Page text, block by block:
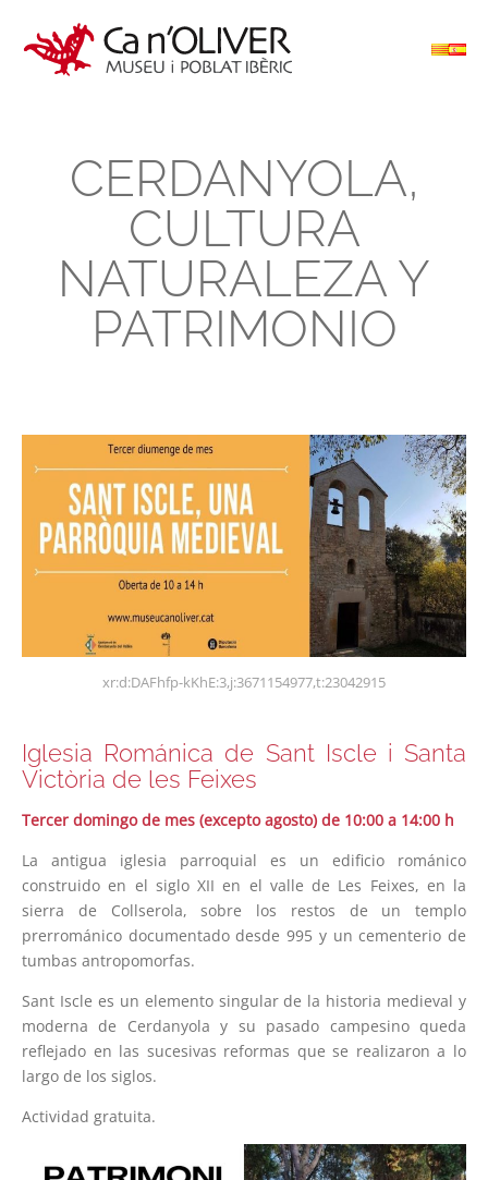
CERDANYOLA,
CULTURA
NATURALEZA Y
PATRIMONIO
xr:d:DAFhfp-kKhE:3,j:3671154977,t:23042915
Iglesia Románica de Sant Iscle i Santa
Victòria de les Feixes
Tercer domingo de mes (excepto agosto) de 10:00 a 14:00 h
La antigua iglesia parroquial es un edificio románico
construido en el siglo XII en el valle de Les Feixes, en la
sierra de Collserola, sobre los restos de un templo
prerrománico documentado desde 995 y un cementerio de
tumbas antropomorfas.
Sant Iscle es un elemento singular de la historia medieval y
moderna de Cerdanyola y su pasado campesino queda
reflejado en las sucesivas reformas que se realizaron a lo
largo de los siglos.
Actividad gratuita.